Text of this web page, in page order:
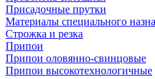
Присадочные прутки
Материалы специального
Строжка и резка
Припои
Припои оловянно-свинцовые
Припои высокотехнологичные